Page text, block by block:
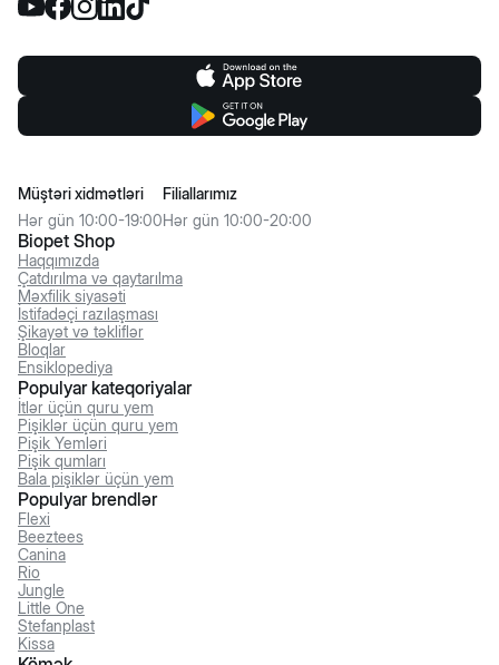
Biopet Shop
Haqqımızda
Çatdırılma və qaytarılma
Məxfilik siyasəti
İstifadəçi razılaşması
Şikayət və təkliflər
Bloqlar
Ensiklopediya
Müştəri xidmətləri
Hər gün 10:00-19:00
Filiallarımız
Hər gün 10:00-20:00
Populyar kateqoriyalar
İtlər üçün quru yem
Pişiklər üçün quru yem
Pişik Yemləri
Pişik qumları
Bala pişiklər üçün yem
Populyar brendlər
Flexi
Beeztees
Canina
Rio
Jungle
Little One
Stefanplast
Kissa